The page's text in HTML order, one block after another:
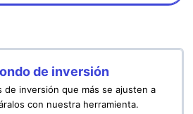
de inversión
de inversión que más se ajusten a
con nuestra herramienta.